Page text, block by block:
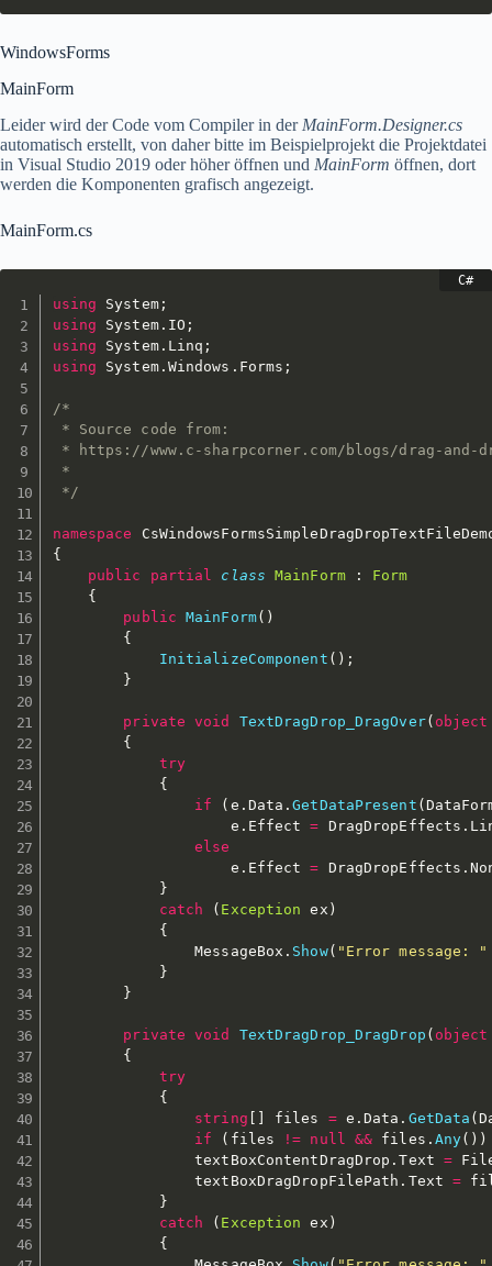
WindowsForms
MainForm
Leider wird der Code vom Compiler in der MainForm.Designer.cs
automatisch erstellt, von daher bitte im Beispielprojekt die Projektdatei
in Visual Studio 2019 oder höher öffnen und MainForm öffnen, dort
werden die Komponenten grafisch angezeigt.
MainForm.cs
using System;
using System. IO ;
using System. Linq ;
using System. Windows . Forms ;
/*
* Source code from:
* https://www.c-sharpcorner.com/blogs/drag-and-
*
*/
namespace
{
public
partial class MainForm :
Form
{
public
MainForm( )
{
InitializeComponent ( ) ;
}
private void TextDragDrop_DragOver( object
{
try
{
if
( e . Data .GetDataPresent (
                    e
. Effect = DragDropEffects .
else
                    e
. Effect = DragDropEffects .
}
catch
( Exception ex )
{
                MessageBox
. Show( "Error message: "
}
}
private void TextDragDrop_DragDrop ( object
{
try
{
string
files = e .Data . GetData (
if
( files != null && files . Any( ) )
                textBoxContentDragDrop
.Text =
                textBoxDragDropFilePath
. Text =
}
catch
( Exception ex )
{